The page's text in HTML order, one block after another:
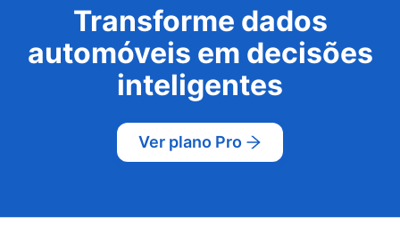
Transforme dados
automóveis em decisões
inteligentes
Ver plano Pro